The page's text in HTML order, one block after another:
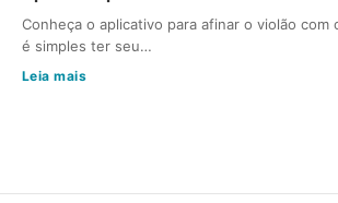
Conheça o aplicativo para afinar o violão com
é simples ter seu…
Leia mais